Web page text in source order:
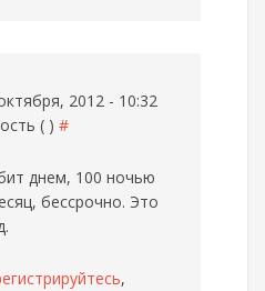
2012 - 10:32
( ) #
днем, 100 ночью
бессрочно. Это
,